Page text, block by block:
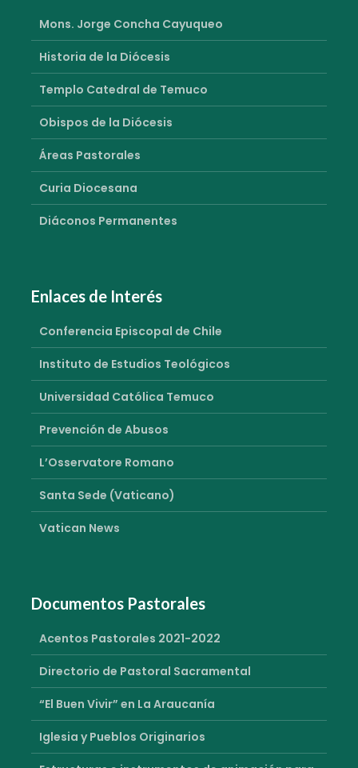
Mons. Jorge Concha Cayuqueo
Historia de la Diócesis
Templo Catedral de Temuco
Obispos de la Diócesis
Áreas Pastorales
Curia Diocesana
Diáconos Permanentes
Enlaces de Interés
Conferencia Episcopal de Chile
Instituto de Estudios Teológicos
Universidad Católica Temuco
Prevención de Abusos
L’Osservatore Romano
Santa Sede (Vaticano)
Vatican News
Documentos Pastorales
Acentos Pastorales 2021-2022
Directorio de Pastoral Sacramental
“El Buen Vivir” en La Araucanía
Iglesia y Pueblos Originarios